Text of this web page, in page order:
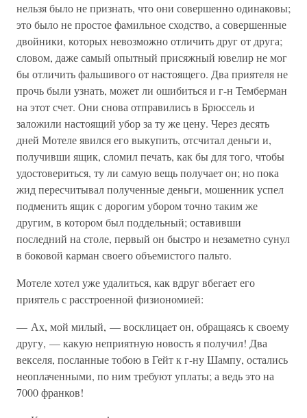
нельзя было не признать, что они совершенно одинаковы;
это было не простое фамильное сходство, а совершенные
двойники, которых невозможно отличить друг от друга;
словом, даже самый опытный присяжный ювелир не мог
бы отличить фальшивого от настоящего. Два приятеля не
прочь были узнать, может ли ошибиться и г-н Темберман
на этот счет. Они снова отправились в Брюссель и
заложили настоящий убор за ту же цену. Через десять
дней Мотеле явился его выкупить, отсчитал деньги и,
получивши ящик, сломил печать, как бы для того, чтобы
удостовериться, ту ли самую вещь получает он; но пока
жид пересчитывал полученные деньги, мошенник успел
подменить ящик с дорогим убором точно таким же
другим, в котором был поддельный; оставивши
последний на столе, первый он быстро и незаметно сунул
в боковой карман своего объемистого пальто.
Мотеле хотел уже удалиться, как вдруг вбегает его
приятель с расстроенной физиономией:
— Ах, мой милый, — восклицает он, обращаясь к своему
другу, — какую неприятную новость я получил! Два
векселя, посланные тобою в Гейт к г-ну Шампу, остались
неоплаченными, по ним требуют уплаты; а ведь это на
7000 франков!